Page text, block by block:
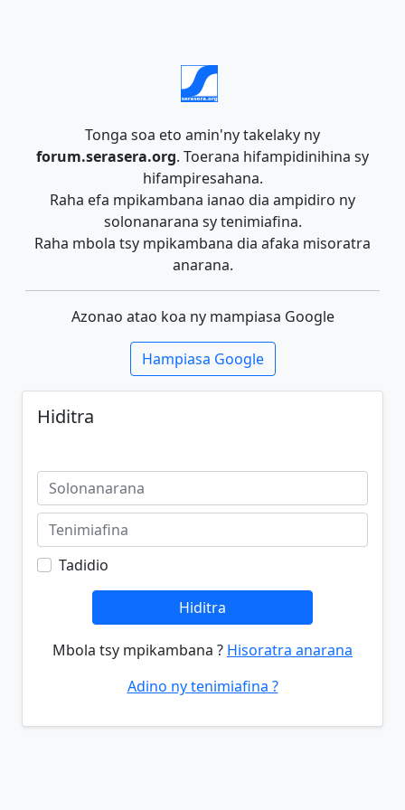
Tonga soa eto amin'ny takelaky ny
forum.serasera.org. Toerana hifampidinihina sy
hifampiresahana.
Raha efa mpikambana ianao dia ampidiro ny
solonanarana sy tenimiafina.
Raha mbola tsy mpikambana dia afaka misoratra
anarana.
Azonao atao koa ny mampiasa Google
Hampiasa Google
Hiditra
Tadidio
Hiditra
Mbola tsy mpikambana ? Hisoratra anarana
Adino ny tenimiafina ?